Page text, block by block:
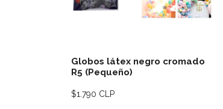
Globos látex negro cromado
R5 (Pequeño)
$1.790 CLP